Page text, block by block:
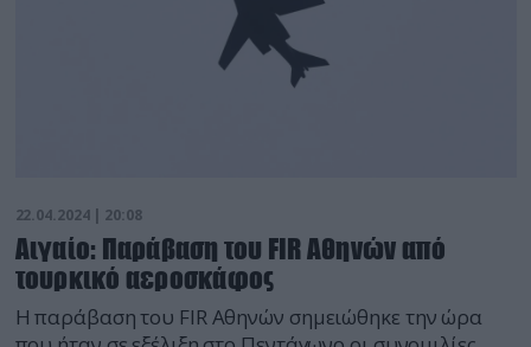
22.04.2024 | 20:08
Αιγαίο: Παράβαση του FIR Αθηνών από
τουρκικό αεροσκάφος
Η παράβαση του FIR Αθηνών σημειώθηκε την ώρα